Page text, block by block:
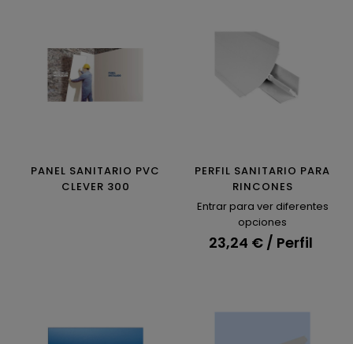
PANEL SANITARIO PVC
CLEVER 300
PERFIL SANITARIO PARA
RINCONES
Entrar para ver diferentes
opciones
23,24 € / Perfil